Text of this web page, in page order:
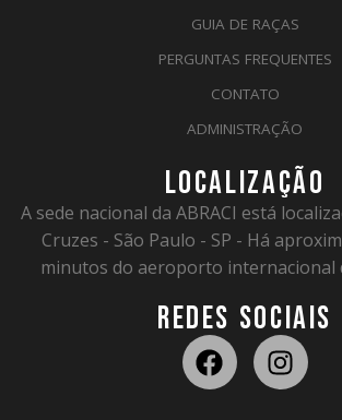
GUIA DE RAÇAS
PERGUNTAS FREQUENTES
CONTATO
ADMINISTRAÇÃO
LOCALIZAÇÃO
A sede nacional da ABRACI está
Cruzes - São Paulo - SP - Há
minutos do aeroporto internacional
REDES SOCIAIS